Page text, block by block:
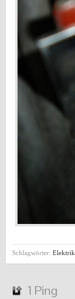
Schlagwörter: Elektrik
1 Ping